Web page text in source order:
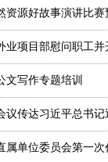
资源好故事演讲比
项目部慰问职工
文写作专题培训
议传达习近平总书
属单位委员会第一